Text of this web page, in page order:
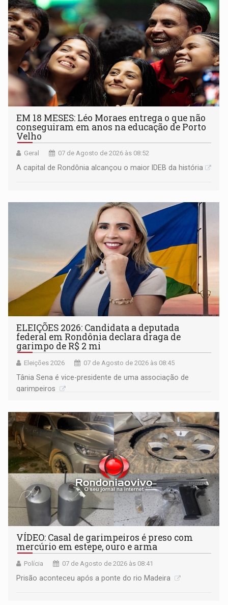
EM 18 MESES: Léo Moraes entrega o que não
conseguiram em anos na educação de Porto
Velho
Geral 07 de Agosto de 2026 às 08:52
A capital de Rondônia alcançou o maior IDEB da história
ELEIÇÕES 2026: Candidata a deputada
federal em Rondônia declara draga de
garimpo de R$ 2 mi
Eleições 2026 07 de Agosto de 2026 às 08:45
Tânia Sena é vice-presidente de uma associação de
garimpeiros
VÍDEO: Casal de garimpeiros é preso com
mercúrio em estepe, ouro e arma
Polícia 07 de Agosto de 2026 às 08:41
Prisão aconteceu após a ponte do rio Madeira